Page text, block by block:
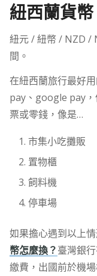
紐西蘭貨
紐元 / 紐幣 / NZD /
間。
在紐西蘭旅行最好
pay、google pay，
票或零錢，像是…
市集小吃攤販
置物櫃
飼料機
停車場
如果擔心遇到以上
幣怎麼換？臺灣銀
繳費，出國前於機